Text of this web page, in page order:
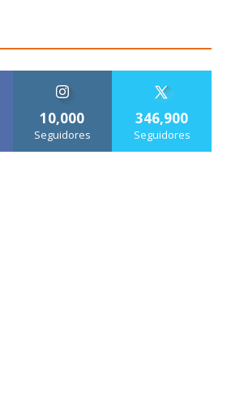
10,000
Seguidores
346,900
Seguidores